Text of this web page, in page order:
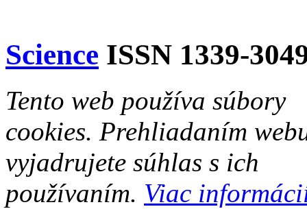
Science ISSN 1339-
Tento web používa súbory
cookies. Prehliadaním
vyjadrujete súhlas s ich
používaním. Viac